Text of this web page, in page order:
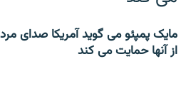
مایک پمپئو می گوید آمریکا صدای
از آنها حمایت می کند